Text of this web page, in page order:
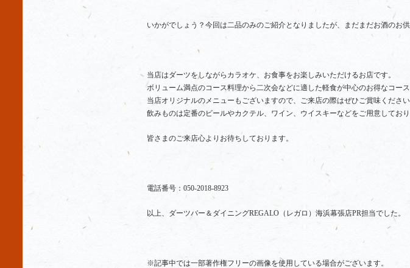
いかがでしょう？今回は二品のみのご紹介となりましたが、まだまだお酒のお
当店はダーツをしながらカラオケ、お食事をお楽しみいただけるお店です。
ボリューム満点のコース料理から二次会などに適した軽食が中心のお得なコー
当店オリジナルのメニューもございますので、ご来店の際はぜひご賞味くださ
飲みものは定番のビールやカクテル、ワイン、ウイスキーなどをご用意しており
皆さまのご来店心よりお待ちしております。
電話番号： 050-2018-8923
以上、ダーツバー＆ダイニングREGALO（レガロ）海浜幕張店PR担当でした。
※記事中では一部著作権フリーの画像を使用している場合がございます。